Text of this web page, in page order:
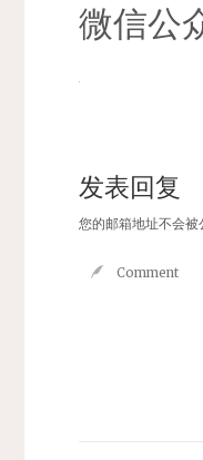
微信公
发表回复
您的邮箱地址不会被